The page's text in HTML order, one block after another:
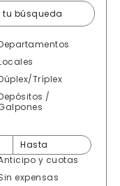
Tríplex
/
y cuotas
expensas